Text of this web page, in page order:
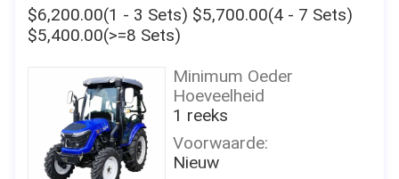
Ce
Merknaam:
Plaats van herkomst:
Shandong, China
Garantie:
1 jaar
$6,200.00(1 - 3 Sets) $5,700.00(4 - 7 Sets)
$5,400.00(>=8 Sets)
Minimum Oeder
Hoeveelheid
1 reeks
Voorwaarde:
Nieuw